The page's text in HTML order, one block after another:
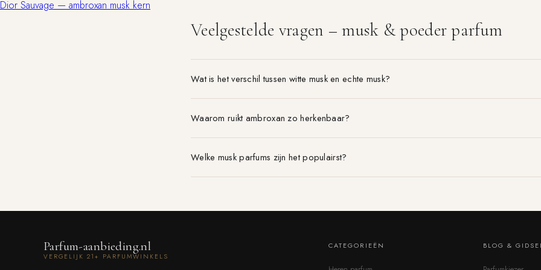
Dior Sauvage — ambroxan musk kern
Veelgestelde vragen – musk & poeder parfum
Wat is het verschil tussen witte musk en echte musk?
Waarom ruikt ambroxan zo herkenbaar?
Welke musk parfums zijn het populairst?
Parfum-aanbieding.nl
VERGELIJK 21+ PARFUMWINKELS
CATEGORIEËN BLOG &